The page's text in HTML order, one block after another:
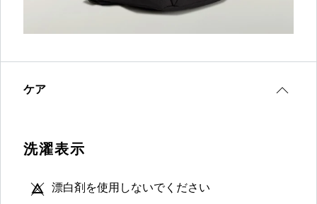
ケア
洗濯表示
漂白剤を使用しないでください